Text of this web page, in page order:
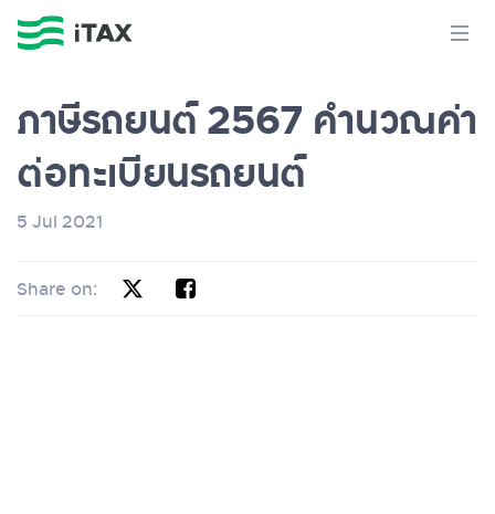
ภาษีรถยนต์ 2567 คำนวณค่า
ต่อทะเบียนรถยนต์
5 Jul 2021
Share on: